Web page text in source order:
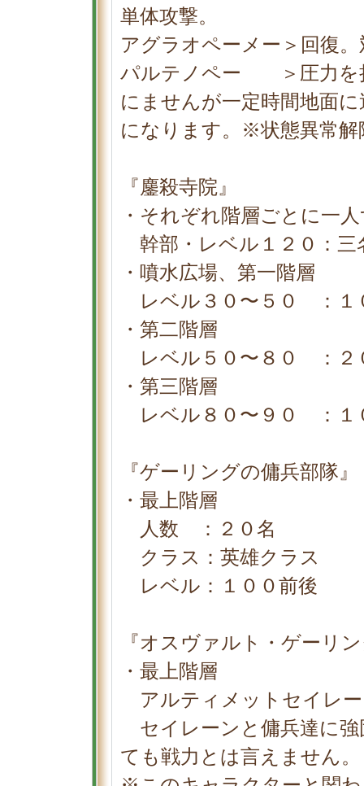
単体攻撃。
アグラオペーメー＞回復
パルテノペー ＞圧力を
にませんが一定時間地面
になります。※状態異常
『鏖殺寺院』
・それぞれ階層ごとに一
幹部・レベル１２０：三
・噴水広場、第一階層
レベル３０〜５０ ：１
・第二階層
レベル５０〜８０ ：２
・第三階層
レベル８０〜９０ ：１
『ゲーリングの傭兵部隊』
・最上階層
人数 ：２０名
クラス：英雄クラス
レベル：１００前後
『オスヴァルト・ゲーリ
・最上階層
アルティメットセイレ
セイレーンと傭兵達に強
ても戦力とは言えません。